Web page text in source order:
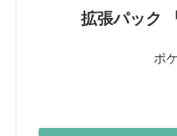
拡張パック
ポ